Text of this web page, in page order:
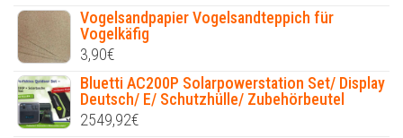
Vogelsandpapier Vogelsandteppich für
Vogelkäfig
3,90€
Bluetti AC200P Solarpowerstation Set/ Display
Deutsch/ E/ Schutzhülle/ Zubehörbeutel
2549,92€